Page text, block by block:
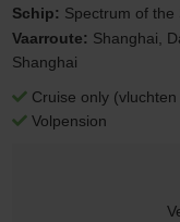
Schip: Spectrum of the
Vaarroute: Shanghai,
Shanghai
Cruise only
Volpension